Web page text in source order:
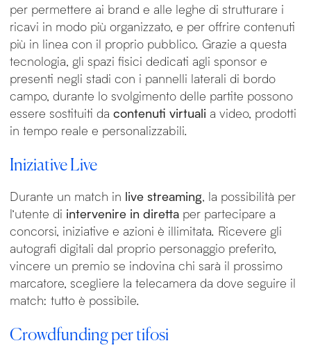
per permettere ai brand e alle leghe di strutturare i
ricavi in modo più organizzato, e per offrire contenuti
più in linea con il proprio pubblico. Grazie a questa
tecnologia, gli spazi fisici dedicati agli sponsor e
presenti negli stadi con i pannelli laterali di bordo
campo, durante lo svolgimento delle partite possono
essere sostituiti da contenuti virtuali a video, prodotti
in tempo reale e personalizzabili.
Iniziative Live
Durante un match in live streaming, la possibilità per
l’utente di intervenire in direttaper partecipare a
concorsi, iniziative e azioni è illimitata. Ricevere gli
autografi digitali dal proprio personaggio preferito,
vincere un premio se indovina chi sarà il prossimo
marcatore, scegliere la telecamera da dove seguire il
match: tutto è possibile.
Crowdfunding per tifosi